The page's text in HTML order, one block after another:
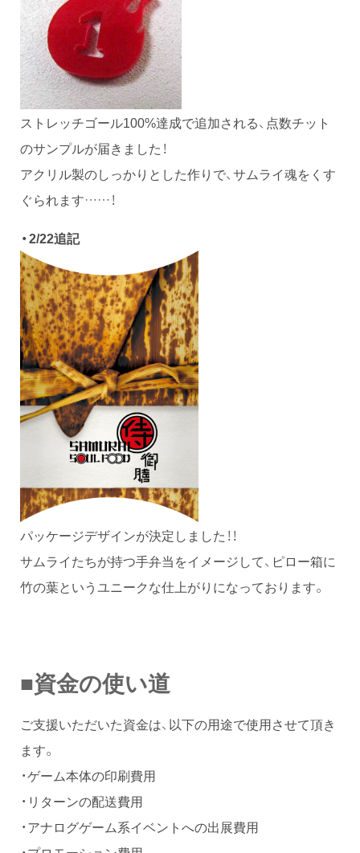
ストレッチゴール100%達成で追加される、点数チット
のサンプルが届きました！
アクリル製のしっかりとした作りで、サムライ魂をくす
ぐられます……！
・2/22追記
パッケージデザインが決定しました！！
サムライたちが持つ手弁当をイメージして、ピロー箱に
竹の葉というユニークな仕上がりになっております。
■資金の使い道
ご支援いただいた資金は、以下の用途で使用させて頂き
ます。
・ゲーム本体の印刷費用
・リターンの配送費用
・アナログゲーム系イベントへの出展費用